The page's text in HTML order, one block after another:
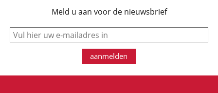
Meld u aan voor de nieuwsbrief
e-mail
aanmelden